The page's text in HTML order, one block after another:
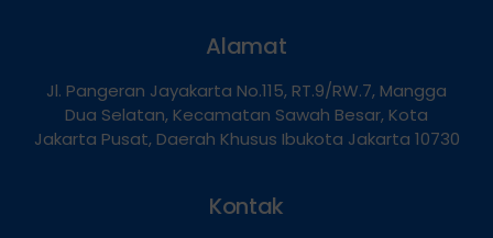
Alamat
Jl. Pangeran Jayakarta No.115, RT.9/RW.7, Mangga
Dua Selatan, Kecamatan Sawah Besar, Kota
Jakarta Pusat, Daerah Khusus Ibukota Jakarta 10730
Kontak